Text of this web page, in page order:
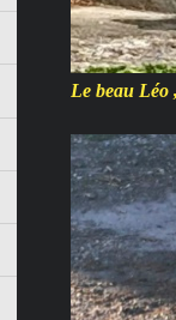
Le beau Léo